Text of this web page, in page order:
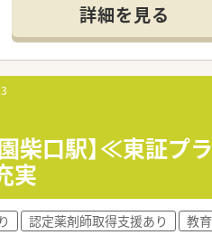
＊＊＊＊
舗展開している会社です。
治験支援事業、薬剤師職業紹
体となった医療環境づくり」を
験支援事業など、医療関連事
備を有する大型高機能薬局や
など、地域のニーズに適応し
物治療をサポートし、健康を
店舗で在宅医療に対応してい
詳細を見る
柴口駅】≪東証プ
実
認定薬剤師取得支援あり 教